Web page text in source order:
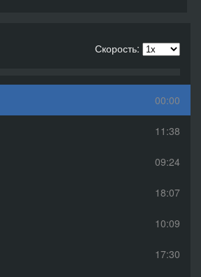
Скорость:
00:00
11:38
09:24
18:07
10:09
17:30